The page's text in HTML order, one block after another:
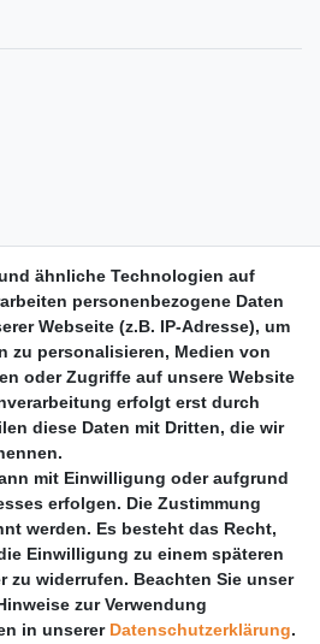
ähnliche Technologien auf
personenbezogene Daten
Webseite (z.B. IP-Adresse), um
zu personalisieren, Medien von
oder Zugriffe auf unsere Website
erfolgt erst durch
diese Daten mit Dritten, die wir
mit Einwilligung oder aufgrund
erfolgen. Die Zustimmung
werden. Es besteht das Recht,
Einwilligung zu einem späteren
zu widerrufen. Beachten Sie unser
zur Verwendung
in unserer Daten­schutz­erklärung.